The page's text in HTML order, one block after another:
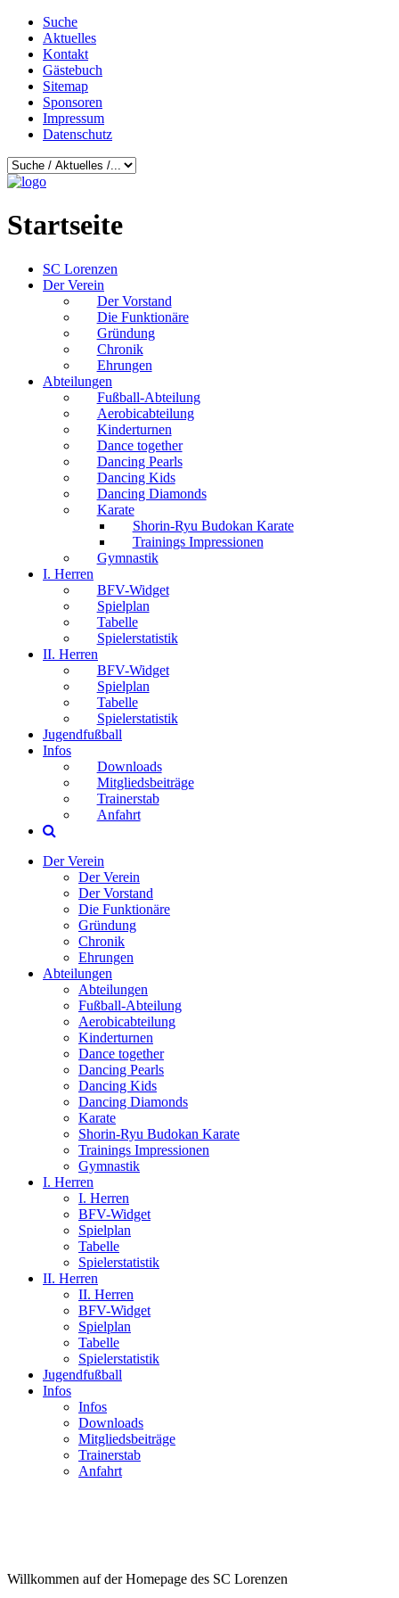
Suche
Aktuelles
Kontakt
Gästebuch
Sitemap
Sponsoren
Impressum
Datenschutz
Startseite
SC Lorenzen
Der Verein
Der Vorstand
Die Funktionäre
Gründung
Chronik
Ehrungen
Abteilungen
Fußball-Abteilung
Aerobicabteilung
Kinderturnen
Dance together
Dancing Pearls
Dancing Kids
Dancing Diamonds
Karate
Shorin-Ryu Budokan Karate
Trainings Impressionen
Gymnastik
I. Herren
BFV-Widget
Spielplan
Tabelle
Spielerstatistik
II. Herren
BFV-Widget
Spielplan
Tabelle
Spielerstatistik
Jugendfußball
Infos
Downloads
Mitgliedsbeiträge
Trainerstab
Anfahrt
Der Verein
Der Verein
Der Vorstand
Die Funktionäre
Gründung
Chronik
Ehrungen
Abteilungen
Abteilungen
Fußball-Abteilung
Aerobicabteilung
Kinderturnen
Dance together
Dancing Pearls
Dancing Kids
Dancing Diamonds
Karate
Shorin-Ryu Budokan Karate
Trainings Impressionen
Gymnastik
I. Herren
I. Herren
BFV-Widget
Spielplan
Tabelle
Spielerstatistik
II. Herren
II. Herren
BFV-Widget
Spielplan
Tabelle
Spielerstatistik
Jugendfußball
Infos
Infos
Downloads
Mitgliedsbeiträge
Trainerstab
Anfahrt
Willkommen auf der Homepage des SC Lorenzen